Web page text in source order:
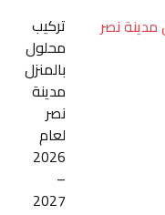
تركيب
محلول
بالمنزل
مدينة
نصر
لعام
2026
–
2027